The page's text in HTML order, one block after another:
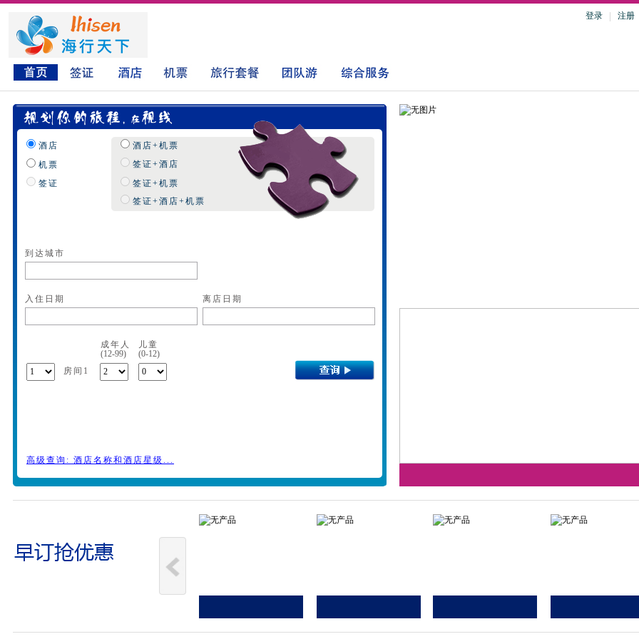
登录 注册
酒店
机票
签证
酒店+机票
签证+机票
签证+酒店
签证+酒店+机票
到达城市
入住日期 离店日期
成年人
儿童
(12-99)
(0-12)
房间1
高级查询: 酒店名称和酒店星级...